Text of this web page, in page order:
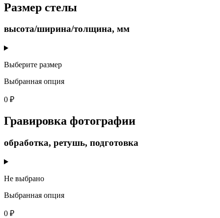
Размер стелы
высота/ширина/толщина, мм
Выберите размер
Выбранная опция
0 ₽
Гравировка фотографии
обработка, ретушь, подготовка
Не выбрано
Выбранная опция
0 ₽